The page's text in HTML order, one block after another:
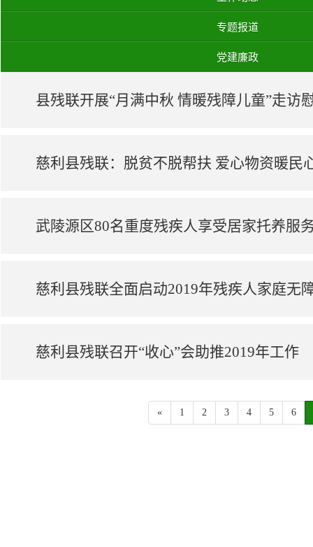
专题报道
党建廉政
慈利县残联：脱贫不脱帮扶 爱心物资暖民
武陵源区80名重度残疾人享受居家托养服
慈利县残联召开“收心”会助推2019年工作
« 1 2 3 4 5 6